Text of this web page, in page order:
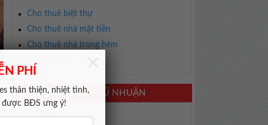
PHÍ
thân thiện, nhiệt tình,
được BĐS ưng ý!
Cho thuê biệt thự
Cho thuê nhà mặt tiền
Cho thuê nhà trong hẻm
CHO THUÊ NHÀ PHÚ NHUẬN
Cho thuê biệt thự